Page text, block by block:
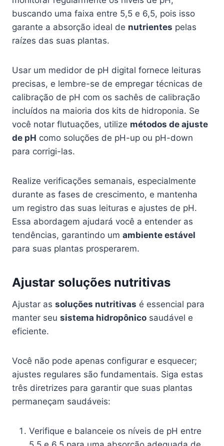
buscando uma faixa entre 5,5 e 6,5, pois isso
garante a absorção ideal de nutrientes pelas
raízes das suas plantas.
Usar um medidor de pH digital fornece leituras
precisas, e lembre-se de empregar técnicas de
calibração de pH com os sachês de calibração
incluídos na maioria dos kits de hidroponia. Se
você notar flutuações, utilize métodos de ajuste
de pH como soluções de pH-up ou pH-down
para corrigi-las.
Realize verificações semanais, especialmente
durante as fases de crescimento, e mantenha
um registro das suas leituras e ajustes de pH.
Essa abordagem ajudará você a entender as
tendências, garantindo um ambiente estável
para suas plantas prosperarem.
Ajustar soluções nutritivas
Ajustar as soluções nutritivas é essencial para
manter seu sistema hidropônico saudável e
eficiente.
Você não pode apenas configurar e esquecer;
ajustes regulares são fundamentais. Siga estas
três diretrizes para garantir que suas plantas
permaneçam saudáveis:
Verifique e balanceie os níveis de pH entre